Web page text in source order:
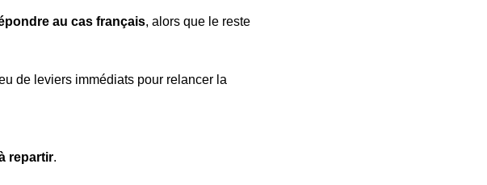
au cas français, alors que le reste
de leviers immédiats pour relancer la
repartir.